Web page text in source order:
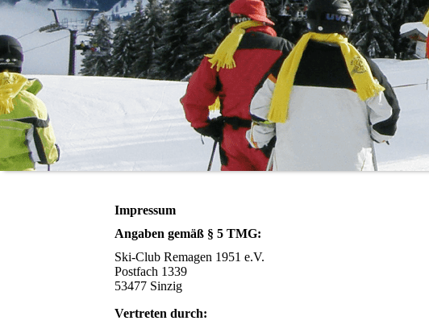
Impressum
Angaben gemäß § 5 TMG:
Ski-Club Remagen 1951 e.V.
Postfach 1339
53477 Sinzig
Vertreten durch: